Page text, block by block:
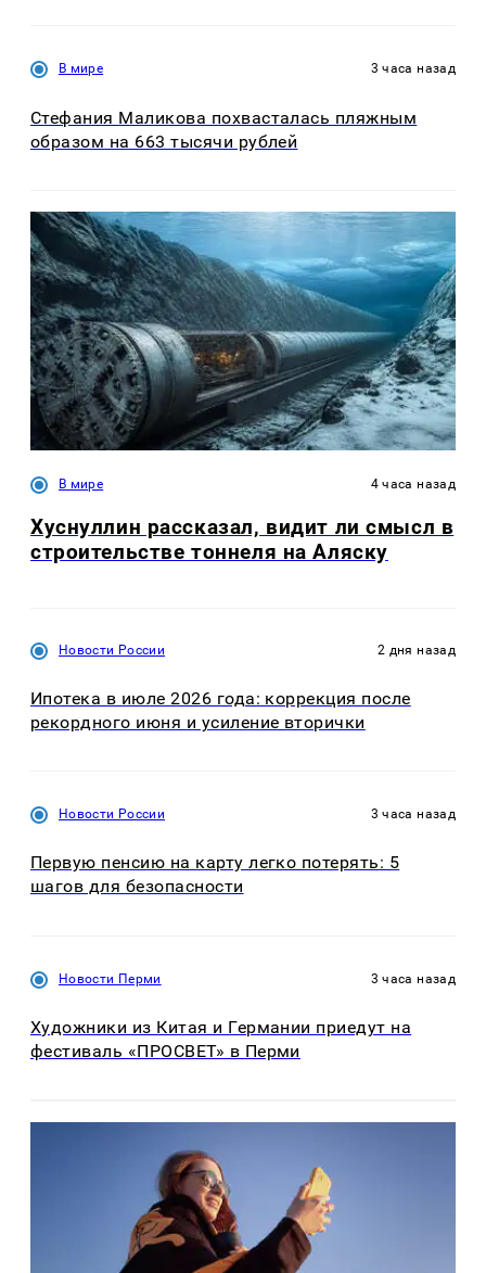
В мире 3 часа назад
Стефания Маликова похвасталась пляжным
образом на 663 тысячи рублей
В мире 4 часа назад
Хуснуллин рассказал, видит ли смысл в
строительстве тоннеля на Аляску
Новости России 2 дня назад
Ипотека в июле 2026 года: коррекция после
рекордного июня и усиление вторички
Новости России 3 часа назад
Первую пенсию на карту легко потерять: 5
шагов для безопасности
Новости Перми 3 часа назад
Художники из Китая и Германии приедут на
фестиваль «ПРОСВЕТ» в Перми